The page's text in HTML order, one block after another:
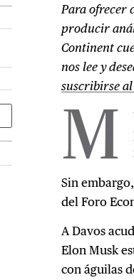
Para ofrecer
producir
Continent
nos lee y
suscribirse
M
Sin
del Foro
A Davos
Elon Musk
con águilas